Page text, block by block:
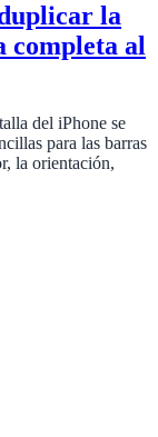
la
completa al
del iPhone se
para las barras
la orientación,